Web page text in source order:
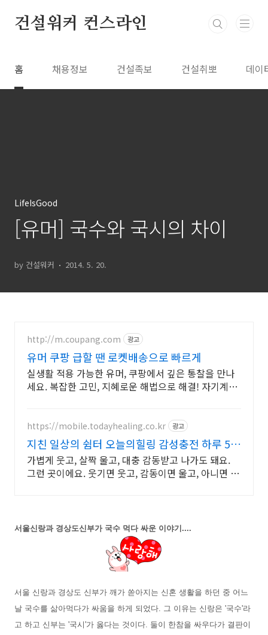
건설워커 컨스라인
홈 채용정보 건설족보 건설취뽀 데이
LifeIsGood
[유머] 국수와 국시의 차이
by 건설워커 2014. 5. 20.
http://m.coupang.com 광고
유머 쿠팡 급할 땐 로켓배송으로 빠르게
실생활 적용 가능한 유머, 쿠팡에서 깊은 통찰을 만나
세요. 복잡한 고민, 지혜로운 해법으로 해결! 자기계발
https://mobile.todayhealing.co.kr 광고
지친 일상의 쉼터 오늘의힐링 감성충전 하루 5분
힐링타임
가볍게 웃고, 살짝 울고, 대충 감동받고 나가도 돼요.
그런 곳이에요. 웃기면 웃고, 감동이면 울고, 아니면 그
서울신랑과 경상도신부가 국수 먹다 싸운 이야기....
서울 신랑과 경상도 신부가 깨가 쏟아지는 신혼 생활을 하던 중 어느
날 국수를 삶아먹다가 싸움을 하게 되었다. 그 이유는 신랑은 '국수'라
고 하고 신부는 '국시'가 옳다는 것이다. 둘이 한참을 싸우다가 결판이